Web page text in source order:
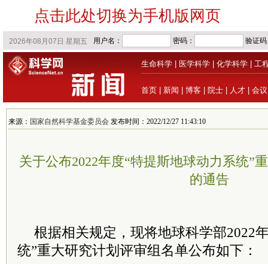
点击此处切换为手机版网页
生命科学 医学科学 化学科学 工
首页 新闻 博客 院士 人才 会议
来源： 国家自然科学基金委员会 发布时间：2022/12/27 11:43:10
关于公布2022年度“特提斯地球动力系统”
的通告
根据相关规定，现将地球科学部2022
统”重大研究计划评审组名单公布如下：